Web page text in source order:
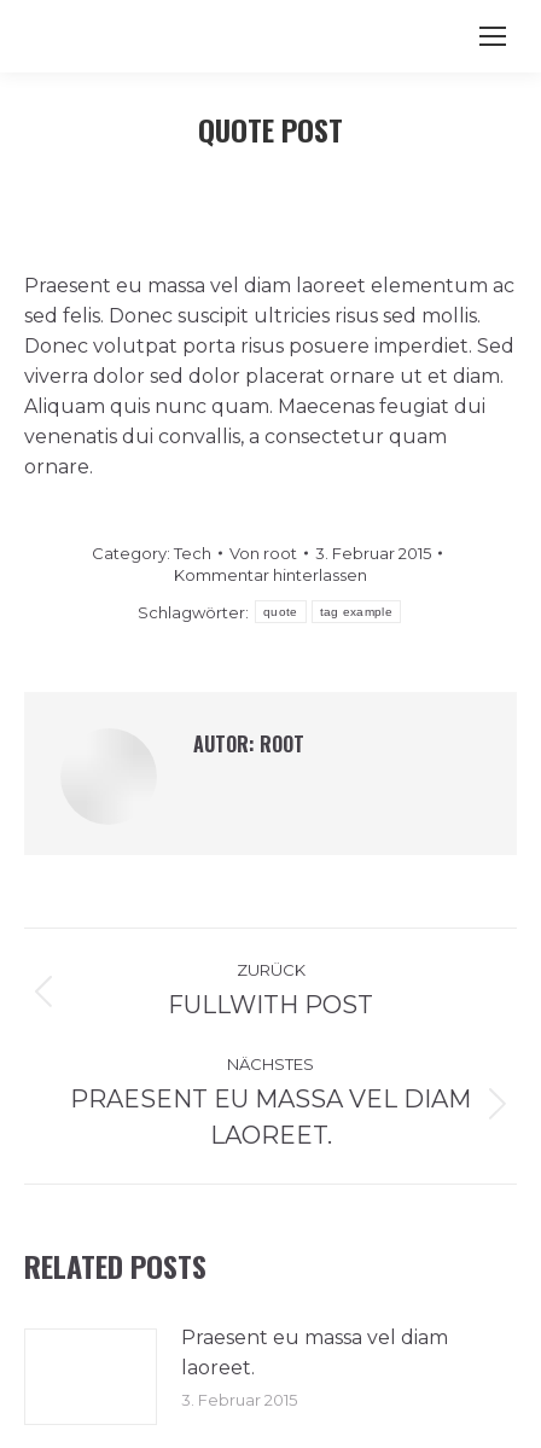
QUOTE POST
Praesent eu massa vel diam laoreet elementum ac
sed felis. Donec suscipit ultricies risus sed mollis.
Donec volutpat porta risus posuere imperdiet. Sed
viverra dolor sed dolor placerat ornare ut et diam.
Aliquam quis nunc quam. Maecenas feugiat dui
venenatis dui convallis, a consectetur quam
ornare.
Category:Tech Von root
3. Februar 2015
Kommentar hinterlassen
Schlagwörter:
quote tag example
AUTOR: ROOT
ZURÜCK
Vorheriger
FULLWITH POST
NÄCHSTES
Beitrag:
PRAESENT EU MASSA VEL DIAM
LAOREET.
RELATED POSTS
Praesent eu massa vel diam
laoreet.
3. Februar 2015